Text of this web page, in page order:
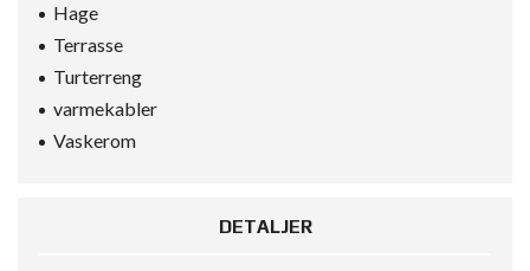
Hage
Terrasse
Turterreng
varmekabler
Vaskerom
DETALJER